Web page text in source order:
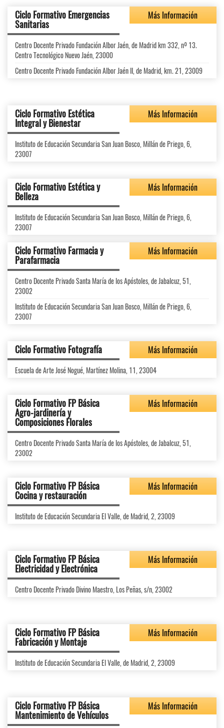
Ciclo Formativo Emergencias
Sanitarias
Más Información
Centro Docente Privado Fundación Albor Jaén, de Madrid km 332, nº 13.
Centro Tecnológico Nuevo Jaén, 23000
Centro Docente Privado Fundación Albor Jaén II, de Madrid, km. 21, 23009
Ciclo Formativo Estética
Integral y Bienestar
Más Información
Instituto de Educación Secundaria San Juan Bosco, Millán de Priego, 6,
23007
Ciclo Formativo Estética y
Belleza
Más Información
Instituto de Educación Secundaria San Juan Bosco, Millán de Priego, 6,
23007
Ciclo Formativo Farmacia y
Parafarmacia
Más Información
Centro Docente Privado Santa María de los Apóstoles, de Jabalcuz, 51,
23002
Instituto de Educación Secundaria San Juan Bosco, Millán de Priego, 6,
23007
Ciclo Formativo Fotografía Más Información
Escuela de Arte José Nogué, Martínez Molina, 11, 23004
Ciclo Formativo FP Básica
Agro-jardinería y
Composiciones Florales
Más Información
Centro Docente Privado Santa María de los Apóstoles, de Jabalcuz, 51,
23002
Ciclo Formativo FP Básica
Cocina y restauración
Más Información
Instituto de Educación Secundaria El Valle, de Madrid, 2, 23009
Ciclo Formativo FP Básica
Electricidad y Electrónica
Más Información
Centro Docente Privado Divino Maestro, Los Peñas, s/n, 23002
Ciclo Formativo FP Básica
Fabricación y Montaje
Más Información
Instituto de Educación Secundaria El Valle, de Madrid, 2, 23009
Ciclo Formativo FP Básica
Mantenimiento de Vehículos
Más Información